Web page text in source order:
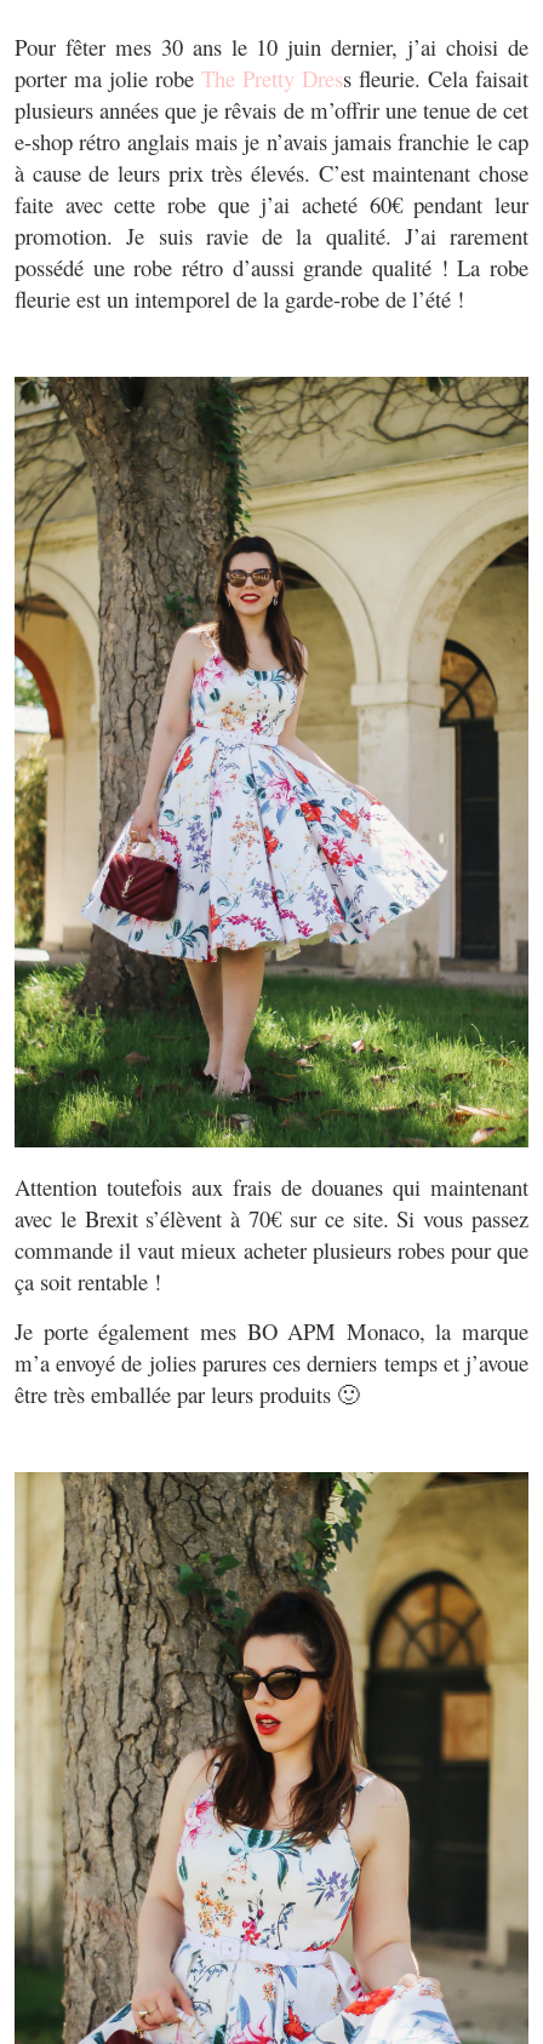
Pour fêter mes 30 ans le 10 juin dernier, j’ai choisi de
porter ma jolie robe The Pretty Dress fleurie. Cela faisait
plusieurs années que je rêvais de m’offrir une tenue de cet
e-shop rétro anglais mais je n’avais jamais franchie le cap
à cause de leurs prix très élevés. C’est maintenant chose
faite avec cette robe que j’ai acheté 60€ pendant leur
promotion. Je suis ravie de la qualité. J’ai rarement
possédé une robe rétro d’aussi grande qualité ! La robe
fleurie est un intemporel de la garde-robe de l’été !
Attention toutefois aux frais de douanes qui maintenant
avec le Brexit s’élèvent à 70€ sur ce site. Si vous passez
commande il vaut mieux acheter plusieurs robes pour que
ça soit rentable !
Je porte également mes BO APM Monaco, la marque
m’a envoyé de jolies parures ces derniers temps et j’avoue
être très emballée par leurs produits 🙂